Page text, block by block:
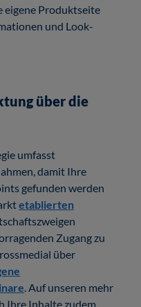
eigene Produktseite
und Look-
über die
umfasst
damit Ihre
gefunden werden
etablierten
Zugang zu
über
. Auf unseren mehr
Ihre Inhalte zudem